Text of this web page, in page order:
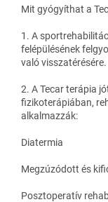
Mit gyógyíthat a
1. A
felépülésének
való visszatérésére.
2. A Tecar terápia
fizikoterápiában,
alkalmazzák:
Diatermia
Megzúzódott és
Posztoperatív